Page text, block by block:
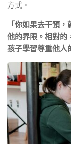
方式。
「你如果去干預
他的界限。相對的
孩子學習尊重他人